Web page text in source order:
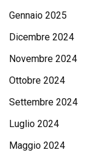
Gennaio 2025
Dicembre 2024
Novembre 2024
Ottobre 2024
Settembre 2024
Luglio 2024
Maggio 2024